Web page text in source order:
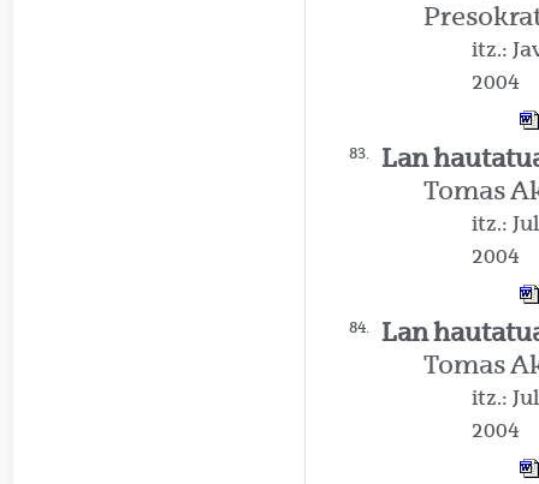
itz.:
2004
83.
Lan
Tomas
itz.:
2004
84.
Lan
Tomas
itz.:
2004